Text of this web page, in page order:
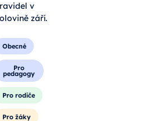
v
září.
Obecné
Pro
pedagogy
Pro rodiče
Pro žáky